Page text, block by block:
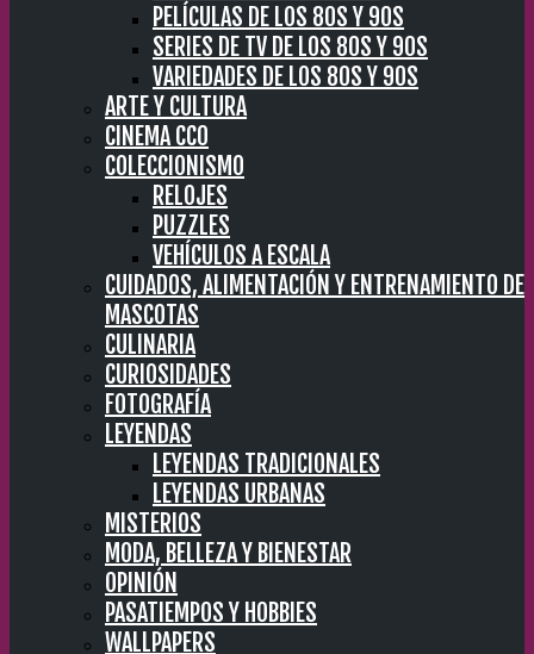
PELÍCULAS DE LOS 80S Y 90S
SERIES DE TV DE LOS 80S Y 90S
VARIEDADES DE LOS 80S Y 90S
ARTE Y CULTURA
CINEMA CC0
COLECCIONISMO
RELOJES
PUZZLES
VEHÍCULOS A ESCALA
CUIDADOS, ALIMENTACIÓN Y ENTRENAMIENTO DE
MASCOTAS
CULINARIA
CURIOSIDADES
FOTOGRAFÍA
LEYENDAS
LEYENDAS TRADICIONALES
LEYENDAS URBANAS
MISTERIOS
MODA, BELLEZA Y BIENESTAR
OPINIÓN
PASATIEMPOS Y HOBBIES
WALLPAPERS